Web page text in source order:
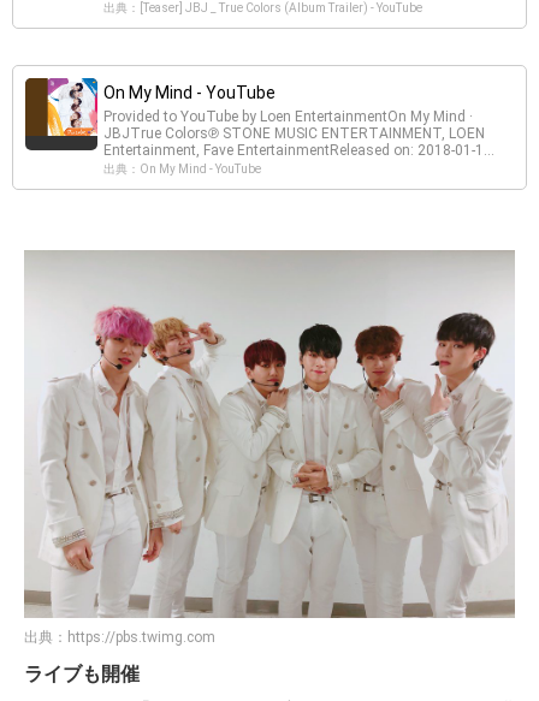
出典：[Teaser] JBJ _ True Colors (Album Trailer) - YouTube
On My Mind - YouTube
Provided to YouTube by Loen EntertainmentOn My Mind ·
JBJTrue Colors℗ STONE MUSIC ENTERTAINMENT, LOEN
Entertainment, Fave EntertainmentReleased on: 2018-01-1...
出典：On My Mind - YouTube
出典： https://pbs.twimg.com
ライブも開催